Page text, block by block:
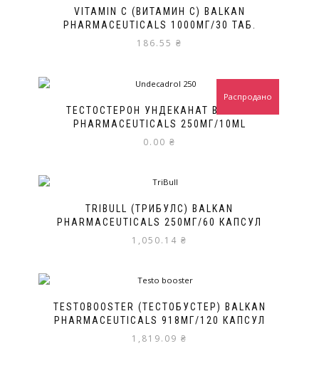
VITAMIN C (ВИТАМИН С) BALKAN
PHARMACEUTICALS 1000МГ/30 ТАБ.
186.55 ₴
ТЕСТОСТЕРОН УНДЕКАНАТ BALKAN
PHARMACEUTICALS 250МГ/10ML
0.00 ₴
Распродано
TRIBULL (ТРИБУЛС) BALKAN
PHARMACEUTICALS 250МГ/60 КАПСУЛ
1,050.14 ₴
TESTOBOOSTER (ТЕСТОБУСТЕР) BALKAN
PHARMACEUTICALS 918МГ/120 КАПСУЛ
1,819.09 ₴